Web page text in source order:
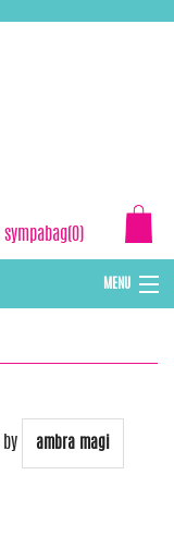
sympabag(0)
MENU
by ambra magi